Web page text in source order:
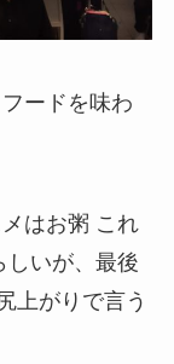
ードを味わ
はお粥 これ
しいが、最後
上がりで言う